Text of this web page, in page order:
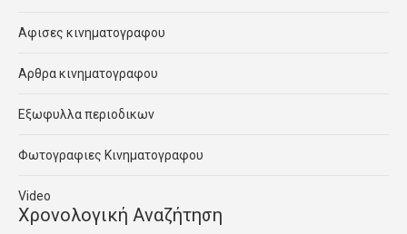
Αφισες κινηματογραφου
Αρθρα κινηματογραφου
Εξωφυλλα περιοδικων
Φωτογραφιες Κινηματογραφου
Video
Χρονολογική Αναζήτηση